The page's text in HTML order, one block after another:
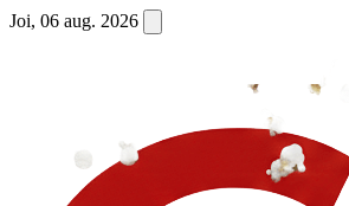
Joi, 06 aug. 2026